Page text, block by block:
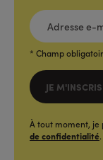
ADRESSE
E-
MAIL
(FORMAT:
* Champ
JE M'INSCRIS
À tout moment, je
de confidentialité.